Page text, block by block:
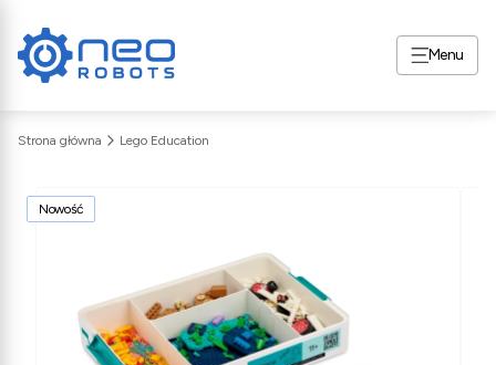
Menu
Strona główna Lego Education
Nowość